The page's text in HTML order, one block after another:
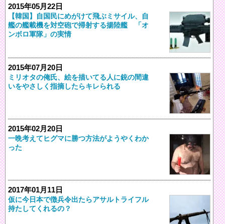
2015年05月22日
【韓国】自国民にめがけて飛ぶミサイル、自
艦の艦載機を対空砲で掃射する揚陸艦 「オ
ンボロ軍隊」の実情
2015年07月20日
ミリオタの俺氏、絵を描いてる人に銃の間違
いをやさしく指摘したらキレられる
2015年02月20日
一晩考えてヒグマに勝つ方法がようやくわか
った
2017年01月11日
仮に今日本で徴兵令出たらアサルトライフル
持たしてくれるの？